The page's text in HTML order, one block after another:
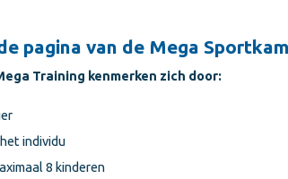
pagina van de Mega
Training kenmerken zich door:
individu
8 kinderen